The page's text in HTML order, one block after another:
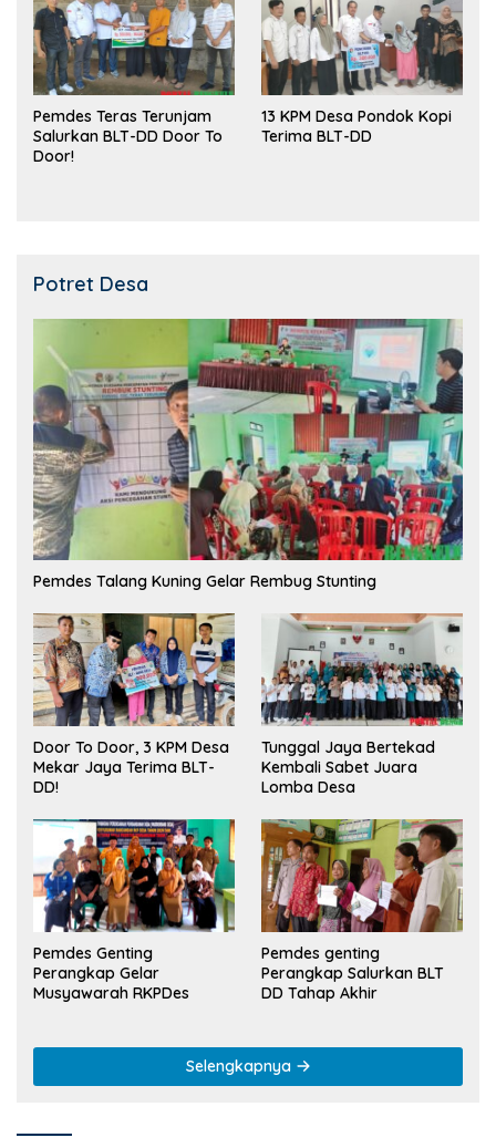
Pemdes Teras Terunjam
Salurkan BLT-DD Door To
Door!
13 KPM Desa Pondok Kopi
Terima BLT-DD
Potret Desa
Pemdes Talang Kuning Gelar Rembug Stunting
Door To Door, 3 KPM Desa
Mekar Jaya Terima BLT-
DD!
Tunggal Jaya Bertekad
Kembali Sabet Juara
Lomba Desa
Pemdes Genting
Perangkap Gelar
Musyawarah RKPDes
Pemdes genting
Perangkap Salurkan BLT
DD Tahap Akhir
Selengkapnya